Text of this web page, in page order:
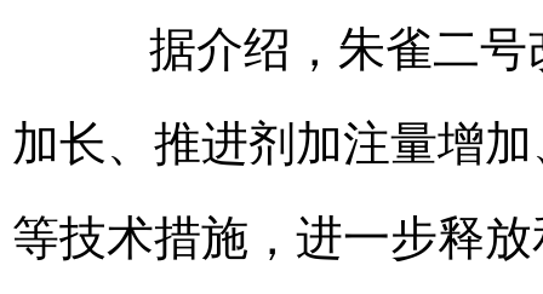
据介绍，朱雀二号
加长、推进剂加注量增
等技术措施，进一步释